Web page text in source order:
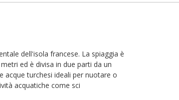
dell'isola francese. La spiaggia è
ed è divisa in due parti da un
acque turchesi ideali per nuotare o
acquatiche come sci